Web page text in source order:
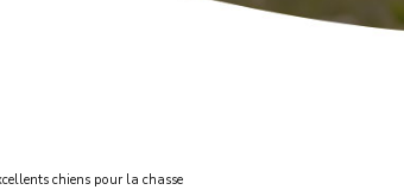
chiens pour la chasse